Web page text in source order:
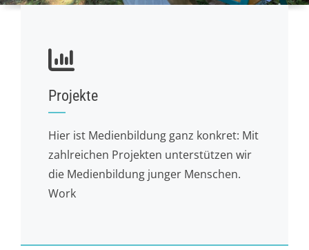
Projekte
Hier ist Medienbildung ganz konkret: Mit
zahlreichen Projekten unterstützen wir
die Medienbildung junger Menschen.
Work